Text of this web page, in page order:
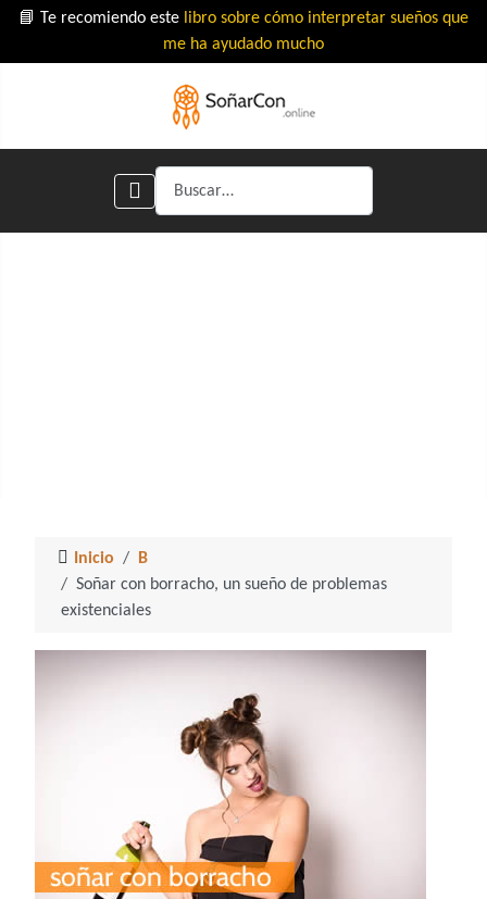
📘 Te recomiendo este libro sobre cómo interpretar sueños que
me ha ayudado mucho
Buscar
Inicio
B
Soñar con borracho, un sueño de problemas
existenciales